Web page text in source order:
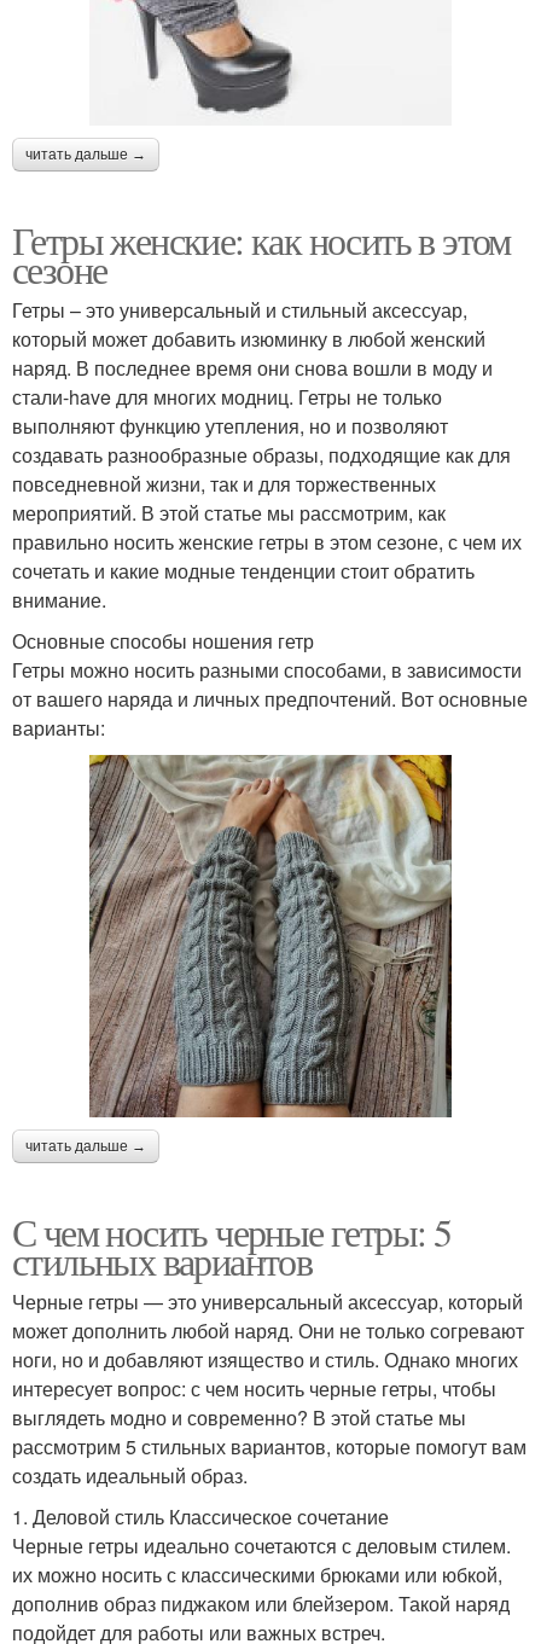
читать дальше →
Гетры женские: как носить в этом
сезоне
Гетры – это универсальный и стильный аксессуар,
который может добавить изюминку в любой женский
наряд. В последнее время они снова вошли в моду и
стали-have для многих модниц. Гетры не только
выполняют функцию утепления, но и позволяют
создавать разнообразные образы, подходящие как для
повседневной жизни, так и для торжественных
мероприятий. В этой статье мы рассмотрим, как
правильно носить женские гетры в этом сезоне, с чем их
сочетать и какие модные тенденции стоит обратить
внимание.
Основные способы ношения гетр
Гетры можно носить разными способами, в зависимости
от вашего наряда и личных предпочтений. Вот основные
варианты:
читать дальше →
С чем носить черные гетры: 5
стильных вариантов
Черные гетры — это универсальный аксессуар, который
может дополнить любой наряд. Они не только согревают
ноги, но и добавляют изящество и стиль. Однако многих
интересует вопрос: с чем носить черные гетры, чтобы
выглядеть модно и современно? В этой статье мы
рассмотрим 5 стильных вариантов, которые помогут вам
создать идеальный образ.
1. Деловой стиль Классическое сочетание
Черные гетры идеально сочетаются с деловым стилем.
их можно носить с классическими брюками или юбкой,
дополнив образ пиджаком или блейзером. Такой наряд
подойдет для работы или важных встреч.